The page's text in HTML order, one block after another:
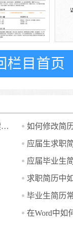
栏目首页
Word简历表格内怎样输入制表符（Tab键）？ 如何修改简
应届生求职
应届毕业生
求职简历中
毕业生简历
在Word中如